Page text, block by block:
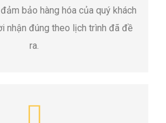
bảo hàng hóa của quý khách
nhận đúng theo lịch trình đã đề
ra.